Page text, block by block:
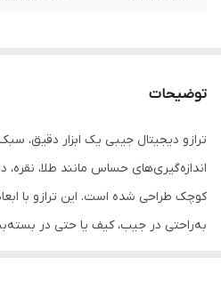
توضیحات
ترازو دیجیتال جیبی یک ابزار دقیق،
اندازه‌گیری‌های حساس مانند طلا، نقره،
کوچک طراحی شده است. این ترازو با
به‌راحتی در جیب، کیف یا حتی در